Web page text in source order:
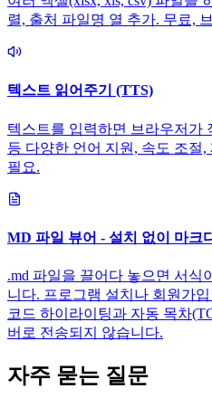
렬, 출처 파일명 열 추가. 무료,
텍스트 읽어주기 (TTS)
텍스트를 입력하면 브라우저가
등 다양한 언어 지원, 속도 조절
필요.
MD 파일 뷰어 - 설치 없이 마크
.md 파일을 끌어다 놓으면 서식
니다. 프로그램 설치나 회원가
코드 하이라이팅과 자동 목차
버로 전송되지 않습니다.
자주 묻는 질문